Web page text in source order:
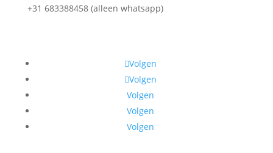
+31 683388458 (alleen whatsapp)
Volgen
Volgen
Volgen
Volgen
Volgen